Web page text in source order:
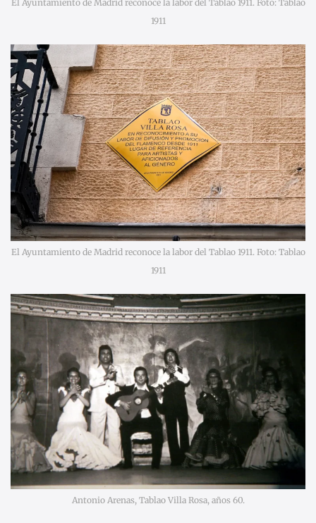
El Ayuntamiento de Madrid reconoce la labor del Tablao 1911. Foto: Tablao
1911
El Ayuntamiento de Madrid reconoce la labor del Tablao 1911. Foto: Tablao
1911
Antonio Arenas, Tablao Villa Rosa, años 60.